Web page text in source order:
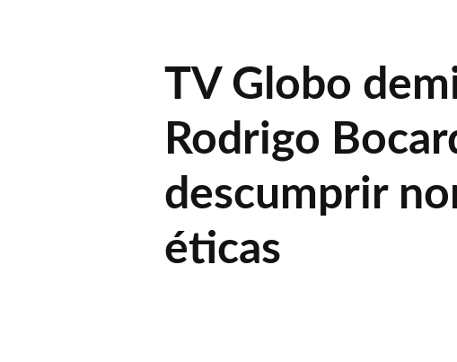
TV Globo
Rodrigo
descumprir
éticas